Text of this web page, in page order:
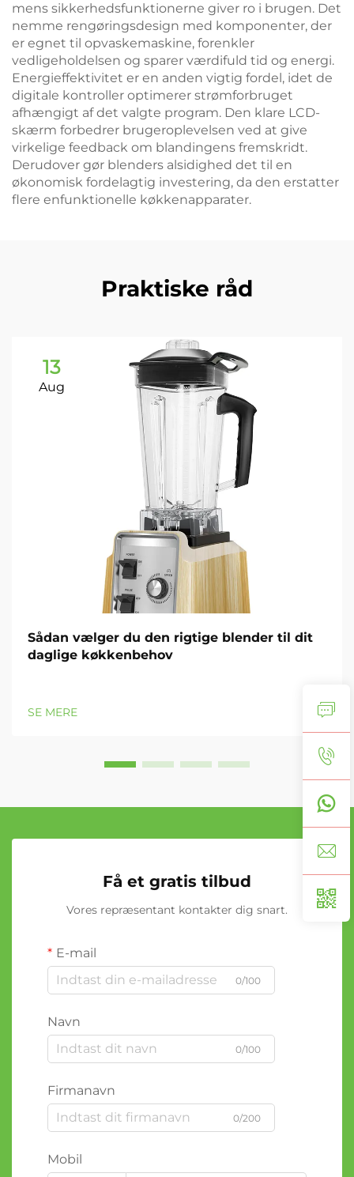
mens sikkerhedsfunktionerne giver ro i brugen. Det
nemme rengøringsdesign med komponenter, der
er egnet til opvaskemaskine, forenkler
vedligeholdelsen og sparer værdifuld tid og energi.
Energieffektivitet er en anden vigtig fordel, idet de
digitale kontroller optimerer strømforbruget
afhængigt af det valgte program. Den klare LCD-
skærm forbedrer brugeroplevelsen ved at give
virkelige feedback om blandingens fremskridt.
Derudover gør blenders alsidighed det til en
økonomisk fordelagtig investering, da den erstatter
flere enfunktionelle køkkenapparater.
Praktiske råd
13
Aug
Sådan vælger du den rigtige blender til dit
daglige køkkenbehov
SE MERE
Få et gratis tilbud
Vores repræsentant kontakter dig snart.
E-mail
0/100
Navn
0/100
Firmanavn
0/200
Mobil